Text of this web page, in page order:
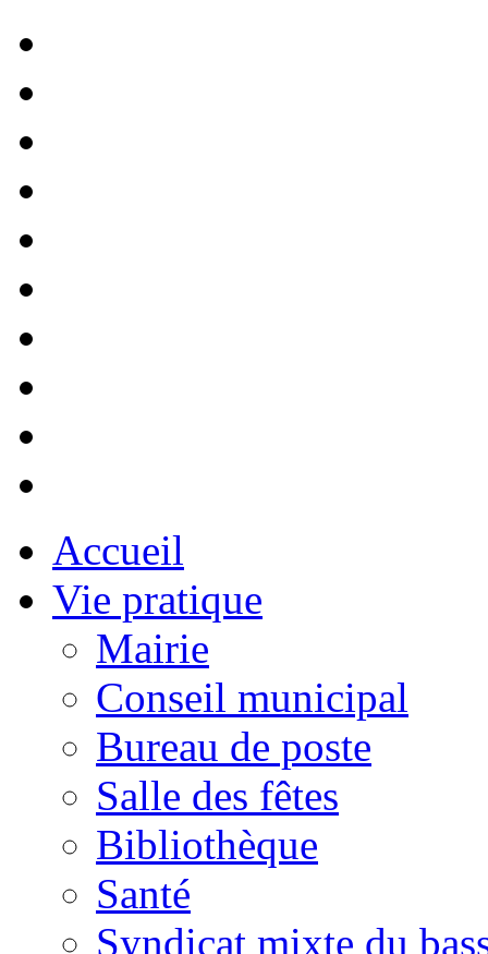
Accueil
Vie pratique
Mairie
Conseil municipal
Bureau de poste
Salle des fêtes
Bibliothèque
Santé
Syndicat mixte du